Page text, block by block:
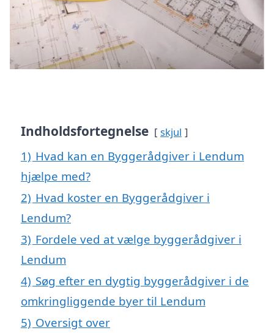
Indholdsfortegnelse skjul
1) Hvad kan en Byggerådgiver i Lendum
hjælpe med?
2) Hvad koster en Byggerådgiver i
Lendum?
3) Fordele ved at vælge byggerådgiver i
Lendum
4) Søg efter en dygtig byggerådgiver i de
omkringliggende byer til Lendum
5) Oversigt over